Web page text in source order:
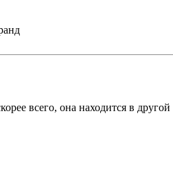
всего, она находится в